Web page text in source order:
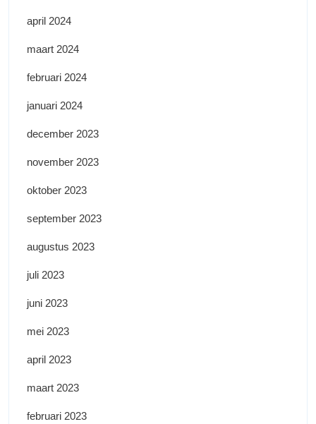
april 2024
maart 2024
februari 2024
januari 2024
december 2023
november 2023
oktober 2023
september 2023
augustus 2023
juli 2023
juni 2023
mei 2023
april 2023
maart 2023
februari 2023